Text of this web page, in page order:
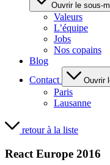
Ouvrir le sous-
Valeurs
L’équipe
Jobs
Nos copains
Blog
Contact
Ouvrir
Paris
Lausanne
retour à la liste
React Europe 2016